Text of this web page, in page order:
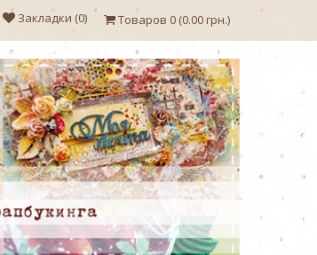
Закладки (0) Товаров 0 (0.00 грн.)